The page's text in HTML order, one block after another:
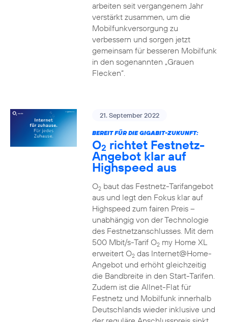
arbeiten seit vergangenem Jahr
verstärkt zusammen, um die
Mobilfunkversorgung zu
verbessern und sorgen jetzt
gemeinsam für besseren Mobilfunk
in den sogenannten „Grauen
Flecken“.
21. September 2022
BEREIT FÜR DIE GIGABIT-ZUKUNFT:
O2 richtet Festnetz-
Angebot klar auf
Highspeed aus
O2baut das Festnetz-Tarifangebot
aus und legt den Fokus klar auf
Highspeed zum fairen Preis –
unabhängig von der Technologie
des Festnetzanschlusses. Mit dem
500 Mbit/s-Tarif O2my Home XL
erweitert O2das Internet@Home-
Angebot und erhöht gleichzeitig
die Bandbreite in den Start-Tarifen.
Zudem ist die Allnet-Flat für
Festnetz und Mobilfunk innerhalb
Deutschlands wieder inklusive und